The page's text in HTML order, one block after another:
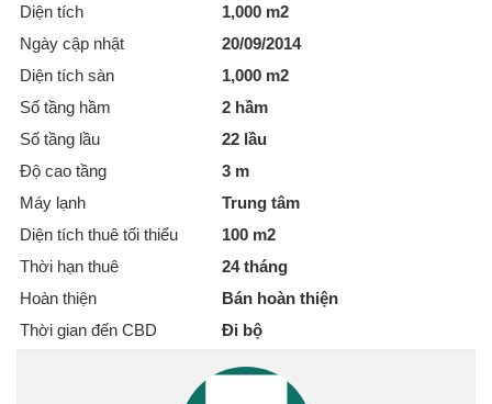
Diện tích
1,000 m2
Ngày cập nhật
20/09/2014
Diện tích sàn
1,000 m2
Số tầng hầm
2 hầm
Số tầng lầu
22 lầu
Độ cao tầng
3 m
Máy lạnh
Trung tâm
Diện tích thuê tối thiểu
100 m2
Thời hạn thuê
24 tháng
Hoàn thiện
Bán hoàn thiện
Thời gian đến CBD
Đi bộ